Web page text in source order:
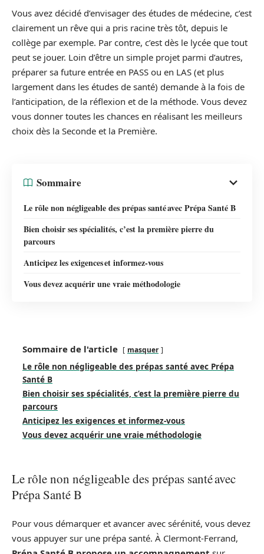
Vous avez décidé d’envisager des études de médecine, c’est
clairement un rêve qui a pris racine très tôt, depuis le
collège par exemple. Par contre, c’est dès le lycée que tout
peut se jouer. Loin d’être un simple projet parmi d’autres,
préparer sa future entrée en PASS ou en LAS (et plus
largement dans les études de santé) demande à la fois de
l’anticipation, de la réflexion et de la méthode. Vous devez
vous donner toutes les chances en réalisant les meilleurs
choix dès la Seconde et la Première.
Sommaire
Le rôle non négligeable des prépas santé avec Prépa Santé B
Bien choisir ses spécialités, c’est la première pierre du
parcours
Anticipez les exigences et informez-vous
Vous devez acquérir une vraie méthodologie
Sommaire de l'article masquer
Le rôle non négligeable des prépas santé avec Prépa
Santé B
Bien choisir ses spécialités, c’est la première pierre du
parcours
Anticipez les exigences et informez-vous
Vous devez acquérir une vraie méthodologie
Le rôle non négligeable des prépas santé avec
Prépa Santé B
Pour vous démarquer et avancer avec sérénité, vous devez
vous appuyer sur une prépa santé. À Clermont-Ferrand,